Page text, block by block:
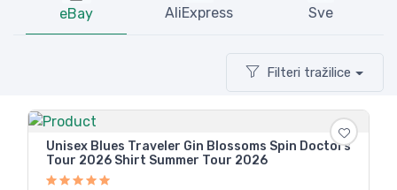
eBay AliExpress Sve
Filteri tražilice
Unisex Blues Traveler Gin Blossoms Spin Doctors
Tour 2026 Shirt Summer Tour 2026